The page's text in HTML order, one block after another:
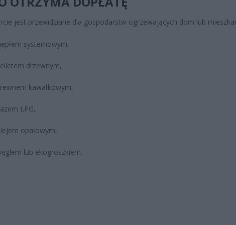
jest przewidziane dla gospodarstw ogrzewających dom lub
systemowym,
drzewnym,
kawałkowym,
LPG,
opałowym,
lub ekogroszkiem.